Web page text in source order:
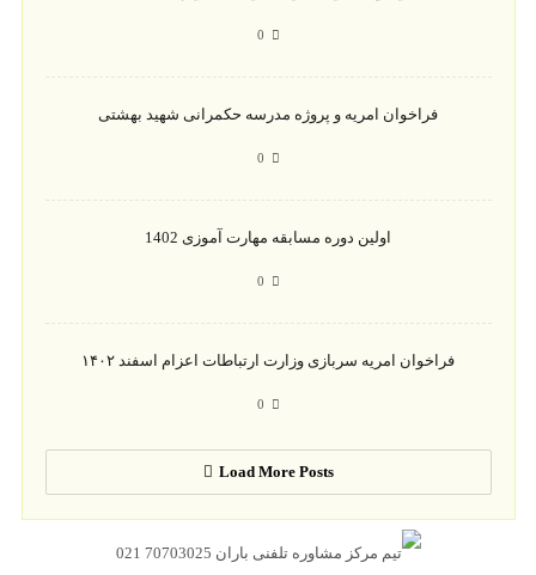
فراخوان امریه و پروژه مدرسه حکمرانی شهید بهشتی
اولین دوره مسابقه مهارت آموزی 1402
فراخوان امریه سربازی وزارت ارتباطات اعزام اسفند ۱۴۰۲
Load More Posts